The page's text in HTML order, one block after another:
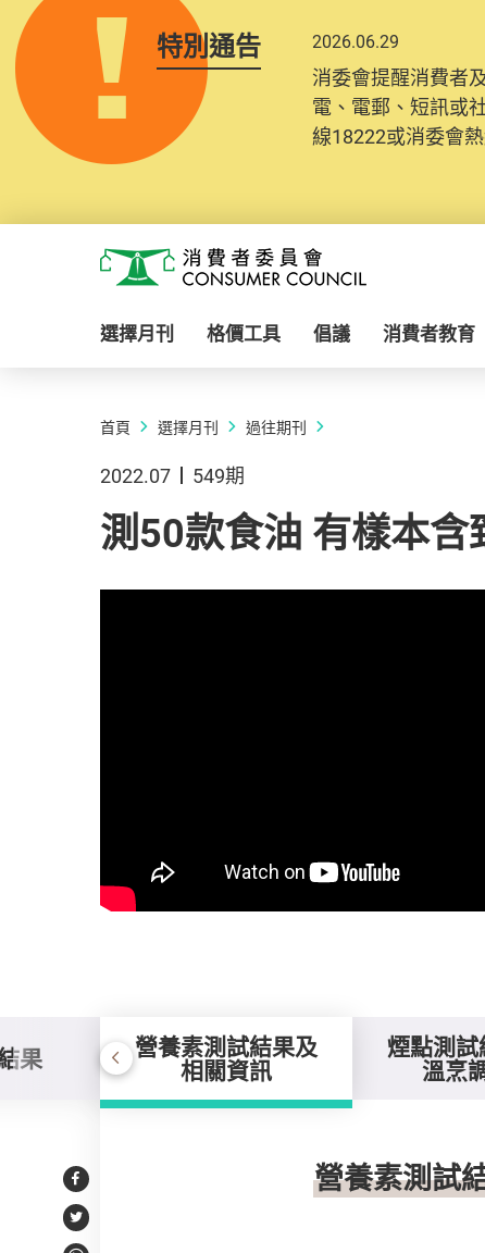
特別通告 2026.06.29
消委會提醒消費者
電、電郵、短訊或
線18222或消委會
消費者委員會
選擇月刊 格價工具 倡議 消費者教育
首頁 選擇月刊 過往期刊
2022.07 549期
測50款食油 有樣本含
果 營養素測試結果及
相關資訊
煙點測
溫烹
Facebook
Twitter
營養素測試結果及相關
營養素測試